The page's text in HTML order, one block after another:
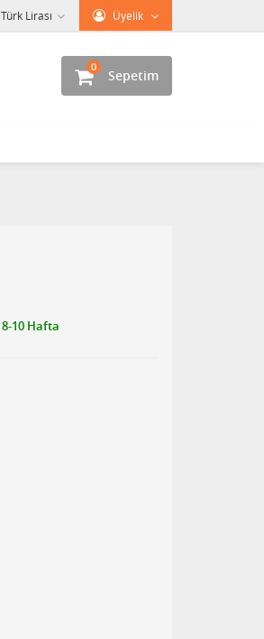
Üyelik
Türk Lirası
Sepetim
0
8-10 Hafta